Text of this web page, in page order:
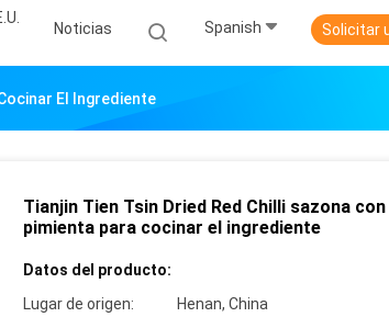
Noticias Spanish Solicitar
El Ingrediente
Tianjin Tien Tsin Dried Red Chilli sazona con
pimienta para cocinar el ingrediente
Datos del producto:
Lugar de origen:
Henan, China